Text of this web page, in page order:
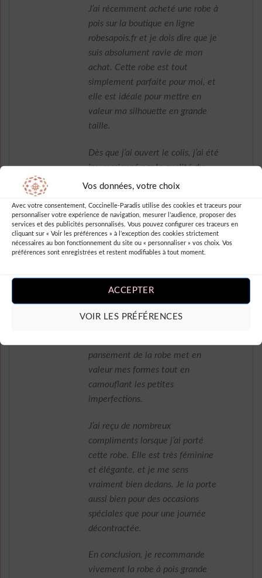
Vos données, votre choix
Avec votre consentement, Coccinelle-Paradis utilise des cookies et traceurs pour
personnaliser votre expérience de navigation, mesurer l’audience, proposer des
services et des publicités personnalisés. Vous pouvez configurer ces traceurs en
cliquant sur « Voir les préférences » à l’exception des cookies strictement
nécessaires au bon fonctionnement du site ou « personnaliser » vos choix. Vos
préférences sont enregistrées et restent modifiables à tout moment.
ACCEPTER
VOIR LES PRÉFÉRENCES
J’ai récemment acheté une robe à
pois sur la boutique en ligne
robesapois.fr et je dois dire que je
suis absolument ravie de mon
achat. Cette robe est tout
simplement parfaite pour moi, et
elle est idéale pour mettre en
valeur ma silhouette en grande
taille.
Dès que j’ai ouvert le colis, j’ai été
impressionné par la qualité du
tissu et des finitions. La robe est
ajoutent une touche de style rétro
que j’adore. De plus, le motif à
pois est discret et ne prend pas le
dessus sur le reste de la tenue.
doux et extensible, ce qui me
pansement de la robe met en
valeur mes formes tout en
camouflant les petites
imperfections.
J’ai reçu de nombreux
compliments lorsque j’ai porté
cette robe. Elle est très féminine
et élégante, et je me sens
vraiment bien dedans. Je la porte
aussi bien pour des occasions
spéciales que pour une journée
décontractée.
En conclusion, je recommande
vivement la robe à pois grande